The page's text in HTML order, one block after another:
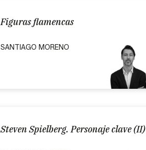
Figuras flamencas
SANTIAGO MORENO
Steven Spielberg. Personaje clave (II)